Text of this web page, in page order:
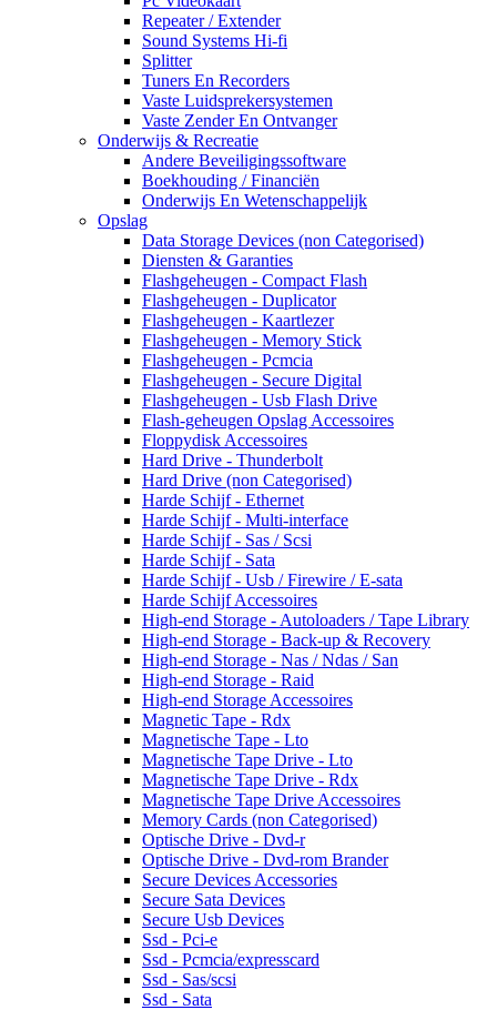
Repeater / Extender
Sound Systems Hi-fi
Splitter
Tuners En Recorders
Vaste Luidsprekersystemen
Vaste Zender En Ontvanger
Onderwijs & Recreatie
Andere Beveiligingssoftware
Boekhouding / Financiën
Onderwijs En Wetenschappelijk
Opslag
Data Storage Devices (non Categorised)
Diensten & Garanties
Flashgeheugen - Compact Flash
Flashgeheugen - Duplicator
Flashgeheugen - Kaartlezer
Flashgeheugen - Memory Stick
Flashgeheugen - Pcmcia
Flashgeheugen - Secure Digital
Flashgeheugen - Usb Flash Drive
Flash-geheugen Opslag Accessoires
Floppydisk Accessoires
Hard Drive - Thunderbolt
Hard Drive (non Categorised)
Harde Schijf - Ethernet
Harde Schijf - Multi-interface
Harde Schijf - Sas / Scsi
Harde Schijf - Sata
Harde Schijf - Usb / Firewire / E-sata
Harde Schijf Accessoires
High-end Storage - Autoloaders / Tape Library
High-end Storage - Back-up & Recovery
High-end Storage - Nas / Ndas / San
High-end Storage - Raid
High-end Storage Accessoires
Magnetic Tape - Rdx
Magnetische Tape - Lto
Magnetische Tape Drive - Lto
Magnetische Tape Drive - Rdx
Magnetische Tape Drive Accessoires
Memory Cards (non Categorised)
Optische Drive - Dvd-r
Optische Drive - Dvd-rom Brander
Secure Devices Accessories
Secure Sata Devices
Secure Usb Devices
Ssd - Pci-e
Ssd - Pcmcia/expresscard
Ssd - Sas/scsi
Ssd - Sata